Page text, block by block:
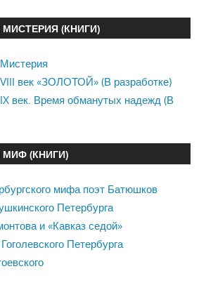
(КНИГИ)
век «ЗОЛОТОЙ» (В разработке)
век. Время обманутых надежд (В
МИФ (КНИГИ)
мифа поэт Батюшков
Петербурга
и «Кавказ седой»
Петербурга